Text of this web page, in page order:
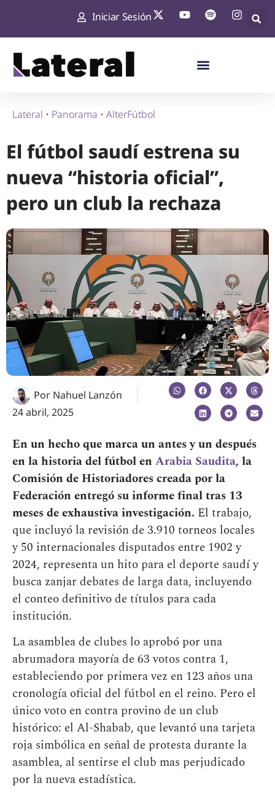
Iniciar Sesión
Lateral • Panorama • AlterFútbol
El fútbol saudí estrena su
nueva “historia oficial”,
pero un club la rechaza
Por Nahuel Lanzón
24 abril, 2025
En un hecho que marca un antes y un después
en la historia del fútbol enArabia Saudita, la
Comisión de Historiadores creada por la
Federación entregó su informe final tras 13
meses de exhaustiva investigación. El trabajo,
que incluyó la revisión de 3.910 torneos locales
y 50 internacionales disputados entre 1902 y
2024, representa un hito para el deporte saudí y
busca zanjar debates de larga data, incluyendo
el conteo definitivo de títulos para cada
institución.
La asamblea de clubes lo aprobó por una
abrumadora mayoría de 63 votos contra 1,
estableciendo por primera vez en 123 años una
cronología oficial del fútbol en el reino. Pero el
único voto en contra provino de un club
histórico: el Al-Shabab, que levantó una tarjeta
roja simbólica en señal de protesta durante la
asamblea, al sentirse el club mas perjudicado
por la nueva estadística.